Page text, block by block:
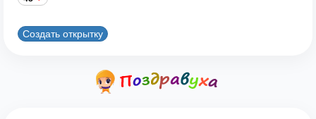
Создать открытку